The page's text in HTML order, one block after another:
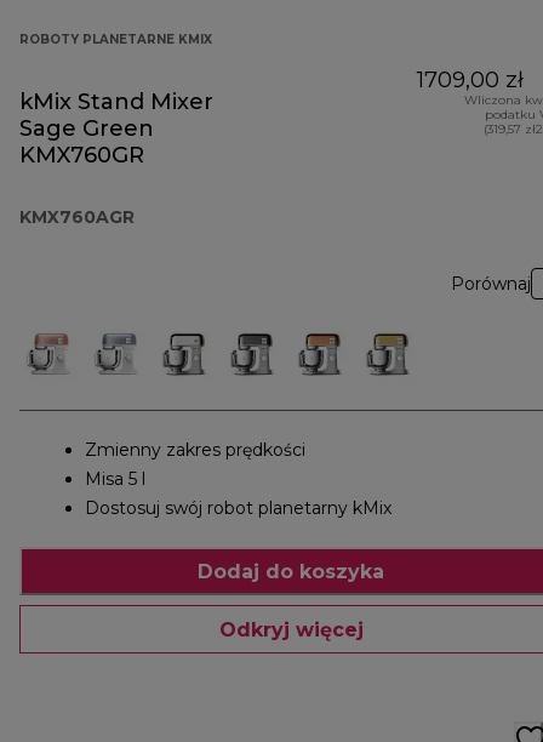
ROBOTY PLANETARNE KMIX
kMix Stand Mixer
Sage Green
KMX760GR
KMX760AGR
1709,00 zł
Wliczona
podatku
(319,57
Porównaj
Zmienny zakres prędkości
Misa 5 l
Dostosuj swój robot planetarny kMix
Dodaj do koszyka
Odkryj więcej